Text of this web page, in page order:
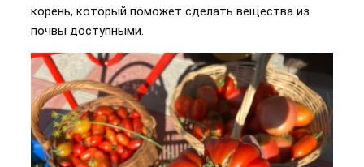
корень, который поможет сделать вещества из
почвы доступными.